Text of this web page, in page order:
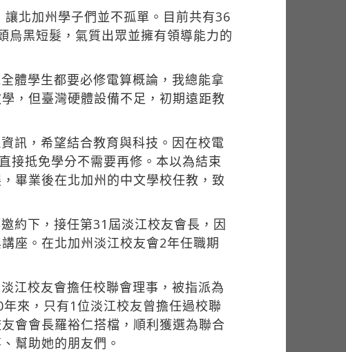
北加州學子們並不孤單。目前共有36
烏黑短髮，氣質出眾並擁有領導能力的
體學生都要必修電算概論，我總能拿
，但臺灣硬體設備不足，初期遠距教
訊，希望結合教育與科技。因在校電
抵免學分不需要再修。本以為結束
畢業後在北加州的中文學校任教，致
約下，接任第31屆淡江校友會長，因
座。在北加州淡江校友會2年任職期
江校友會擔任校聯會理事，被指派為
來，只有1位淡江校友曾擔任過校聯
會會長羅裕仁搭檔，順利獲選為聯合
幫助她的朋友們。